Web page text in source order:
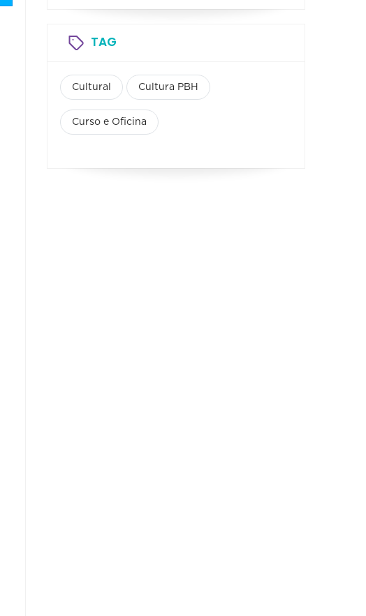
TAG
Cultural Cultura PBH
Curso e Oficina